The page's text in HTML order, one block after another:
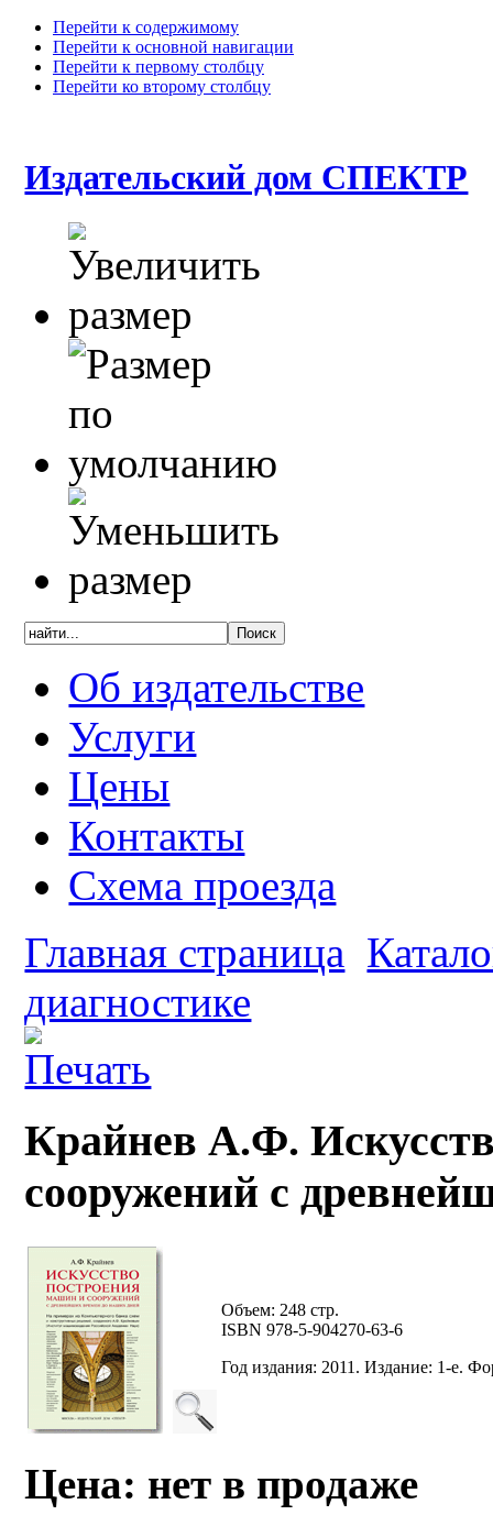
Перейти к содержимому
Перейти к основной навигации
Перейти к первому столбцу
Перейти ко второму столбцу
Издательский дом СПЕКТР
Об издательстве
Услуги
Цены
Контакты
Схема проезда
Главная страница
диагностике
Крайнев А.Ф.
сооружений с
Объем: 248 стр.
ISBN 978-5-904270-63-6
Год издания: 2011. Издание: 1-е.
Цена: нет в продаже